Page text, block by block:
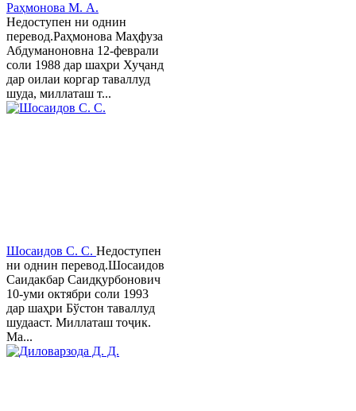
Раҳмонова М. А.
Недоступен ни однин
перевод.Раҳмонова Маҳфуза
Абдуманоновна 12-феврали
соли 1988 дар шаҳри Хуҷанд
дар оилаи коргар таваллуд
шуда, миллаташ т...
Шосаидов С. С. Недоступен
ни однин перевод.Шосаидов
Саидакбар Саидқурбонович
10-уми октябри соли 1993
дар шаҳри Бўстон таваллуд
шудааст. Миллаташ тоҷик.
Ма...